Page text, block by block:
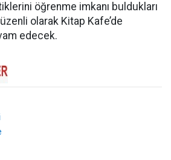
öğrenme imkanı buldukları
olarak Kitap Kafe’de
edecek.